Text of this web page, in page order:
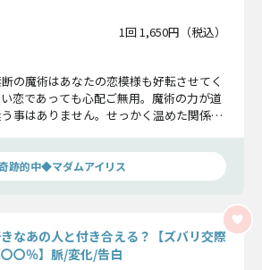
1回 1,650円（税込）
の魔術はあなたの恋模様も好転させてく
恋であっても心配ご無用。魔術の力が道
事はありません。せっかく温めた関係で
跡的中◆マダムアイリス
なあの人と付き合える？【ズバリ交際
〇％】脈/変化/告白